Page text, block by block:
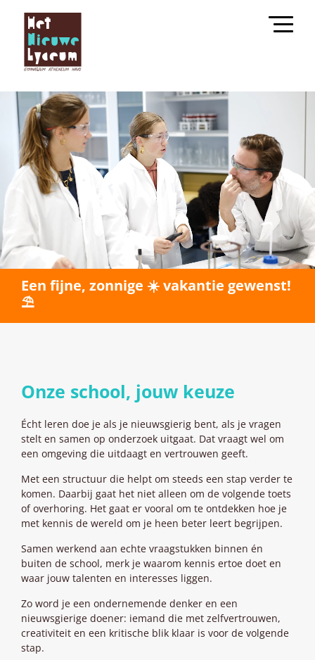
Een fijne, zonnige ☀️ vakantie gewenst!
⛱️
Onze school, jouw keuze
Écht leren doe je als je nieuwsgierig bent, als je vragen
stelt en samen op onderzoek uitgaat. Dat vraagt wel om
een omgeving die uitdaagt en vertrouwen geeft.
Met een structuur die helpt om steeds een stap verder te
komen. Daarbij gaat het niet alleen om de volgende toets
of overhoring. Het gaat er vooral om te ontdekken hoe je
met kennis de wereld om je heen beter leert begrijpen.
Samen werkend aan echte vraagstukken binnen én
buiten de school, merk je waarom kennis ertoe doet en
waar jouw talenten en interesses liggen.
Zo word je een ondernemende denker en een
nieuwsgierige doener: iemand die met zelfvertrouwen,
creativiteit en een kritische blik klaar is voor de volgende
stap.